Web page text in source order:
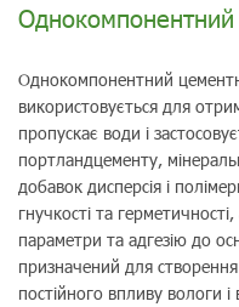
Oднокомпонентний
Однокомпонентний
використовується для
пропускає води і
портландцементу,
добавок дисперсія і
гнучкості та
параметри та адгезію до
призначений для
постійного впливу вологи